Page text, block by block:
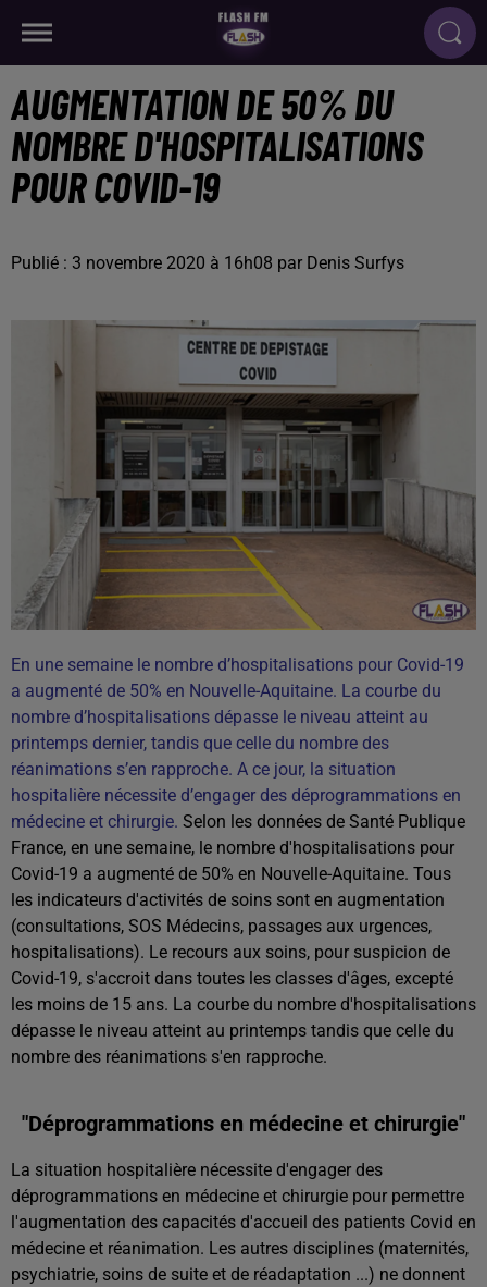
AUGMENTATION DE 50% DU
NOMBRE D'HOSPITALISATIONS
POUR COVID-19
Publié : 3 novembre 2020 à 16h08 par Denis Surfys
En une semaine le nombre d’hospitalisations pour Covid-19
a augmenté de 50% en Nouvelle-Aquitaine. La courbe du
nombre d’hospitalisations dépasse le niveau atteint au
printemps dernier, tandis que celle du nombre des
réanimations s’en rapproche. A ce jour, la situation
hospitalière nécessite d’engager des déprogrammations en
médecine et chirurgie. Selon les données de Santé Publique
France, en une semaine, le nombre d'hospitalisations pour
Covid-19 a augmenté de 50% en Nouvelle-Aquitaine. Tous
les indicateurs d'activités de soins sont en augmentation
(consultations, SOS Médecins, passages aux urgences,
hospitalisations). Le recours aux soins, pour suspicion de
Covid-19, s'accroit dans toutes les classes d'âges, excepté
les moins de 15 ans. La courbe du nombre d'hospitalisations
dépasse le niveau atteint au printemps tandis que celle du
nombre des réanimations s'en rapproche.
"Déprogrammations en médecine et chirurgie"
La situation hospitalière nécessite d'engager des
déprogrammations en médecine et chirurgie pour permettre
l'augmentation des capacités d'accueil des patients Covid en
médecine et réanimation. Les autres disciplines (maternités,
psychiatrie, soins de suite et de réadaptation ...) ne donnent